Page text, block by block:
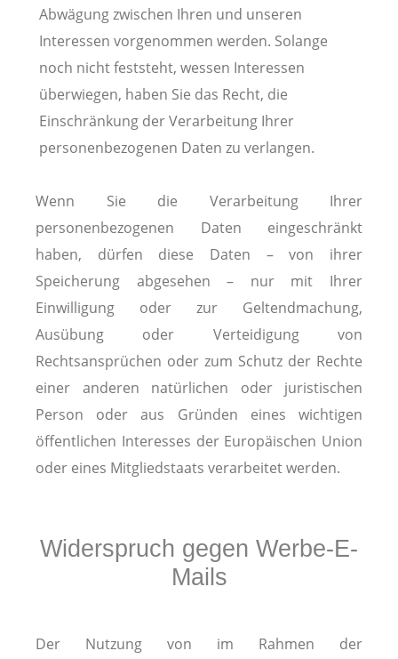
Abwägung zwischen Ihren und unseren
Interessen vorgenommen werden. Solange
noch nicht feststeht, wessen Interessen
überwiegen, haben Sie das Recht, die
Einschränkung der Verarbeitung Ihrer
personenbezogenen Daten zu verlangen.
Wenn Sie die Verarbeitung Ihrer
personenbezogenen Daten eingeschränkt
haben, dürfen diese Daten – von ihrer
Speicherung abgesehen – nur mit Ihrer
Einwilligung oder zur Geltendmachung,
Ausübung oder Verteidigung von
Rechtsansprüchen oder zum Schutz der Rechte
einer anderen natürlichen oder juristischen
Person oder aus Gründen eines wichtigen
öffentlichen Interesses der Europäischen Union
oder eines Mitgliedstaats verarbeitet werden.
Widerspruch gegen Werbe-E-
Mails
Der Nutzung von im Rahmen der